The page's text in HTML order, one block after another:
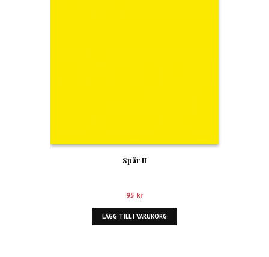
Spår II
95 kr
LÄGG TILL I VARUKORG